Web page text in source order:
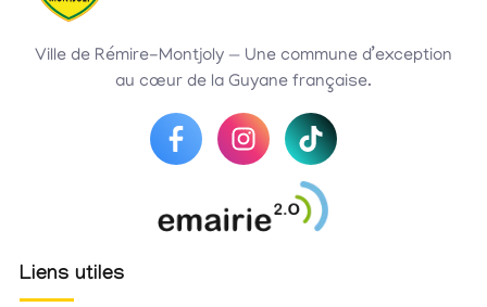
Ville de Rémire-Montjoly — Une commune d’exception
au cœur de la Guyane française.
Liens utiles